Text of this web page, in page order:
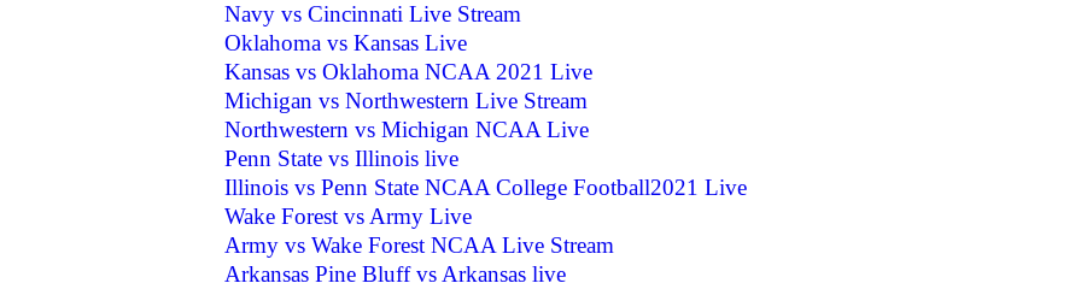
Navy vs Cincinnati Live Stream
Oklahoma vs Kansas Live
Kansas vs Oklahoma NCAA 2021 Live
Michigan vs Northwestern Live Stream
Northwestern vs Michigan NCAA Live
Penn State vs Illinois live
Illinois vs Penn State NCAA College Football2021 Live
Wake Forest vs Army Live
Army vs Wake Forest NCAA Live Stream
Arkansas Pine Bluff vs Arkansas live